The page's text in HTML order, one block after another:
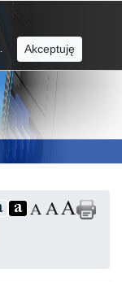
Akceptuję